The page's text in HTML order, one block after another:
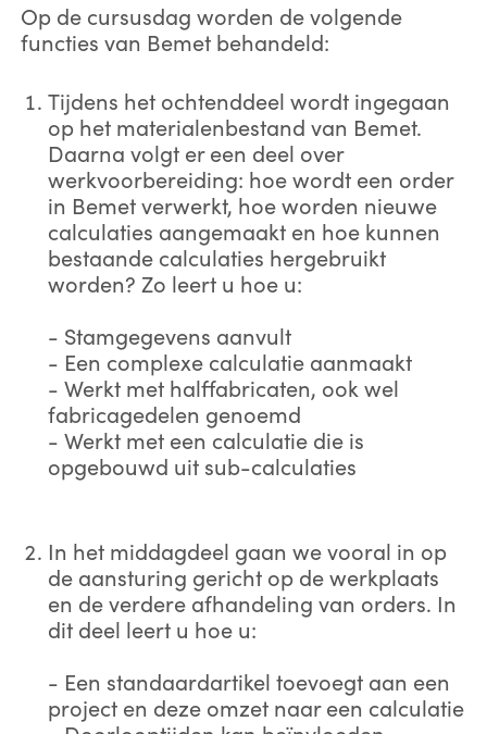
Op de cursusdag worden de volgende
functies van Bemet behandeld:
Tijdens het ochtenddeel wordt ingegaan
op het materialenbestand van Bemet.
Daarna volgt er een deel over
werkvoorbereiding: hoe wordt een order
in Bemet verwerkt, hoe worden nieuwe
calculaties aangemaakt en hoe kunnen
bestaande calculaties hergebruikt
worden? Zo leert u hoe u:
- Stamgegevens aanvult
- Een complexe calculatie aanmaakt
- Werkt met halffabricaten, ook wel
fabricagedelen genoemd
- Werkt met een calculatie die is
opgebouwd uit sub-calculaties
In het middagdeel gaan we vooral in op
de aansturing gericht op de werkplaats
en de verdere afhandeling van orders. In
dit deel leert u hoe u:
- Een standaardartikel toevoegt aan een
project en deze omzet naar een calculatie